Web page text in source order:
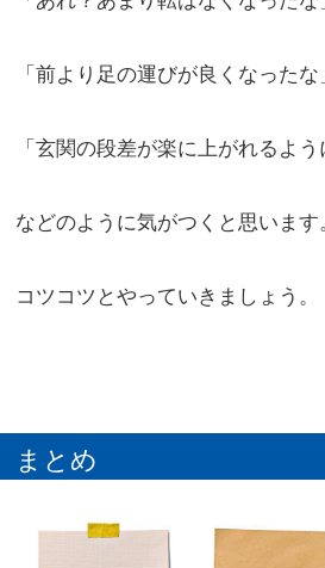
「前より足の運びが良くなったな
「玄関の段差が楽に上がれるよう
などのように気がつくと思います。
コツコツとやっていきましょう。
まとめ